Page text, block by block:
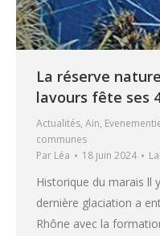
La réserve
lavours fête ses
Actualités, Ain,
communes
Par Léa 18 juin 2024
Historique du marais ll
dernière glaciation a
Rhône avec la